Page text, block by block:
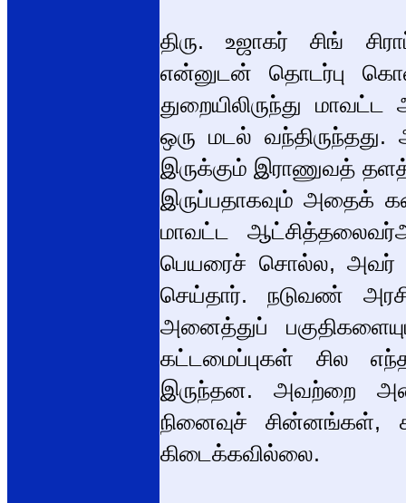
திரு. உஜாகர் சிங்
என்னுடன் தொடர்பு
துறையிலிருந்து
ஒரு மடல்
இருக்கும் இராணுவத்
இருப்பதாகவும் அதைக்
மாவட்ட
பெயரைச் சொல்ல,
செய்தார். நடுவண்
அனைத்துப்
கட்டமைப்புகள் சில
இருந்தன. அவற்றை
நினைவுச் சின்னங்கள்,
கிடைக்கவில்லை.